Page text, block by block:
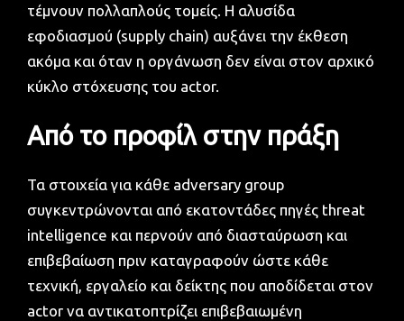
τέμνουν πολλαπλούς τομείς. Η αλυσίδα
εφοδιασμού (supply chain) αυξάνει την έκθεση
ακόμα και όταν η οργάνωση δεν είναι στον αρχικό
κύκλο στόχευσης του actor.
Από το προφίλ στην πράξη
Τα στοιχεία για κάθε adversary group
συγκεντρώνονται από εκατοντάδες πηγές threat
intelligence και περνούν από διασταύρωση και
επιβεβαίωση πριν καταγραφούν ώστε κάθε
τεχνική, εργαλείο και δείκτης που αποδίδεται στον
actor να αντικατοπτρίζει επιβεβαιωμένη